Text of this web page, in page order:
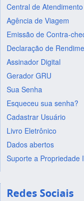
Central de Atendimento
Agência de Viagem
Emissão de Contra-
Declaração de
Assinador Digital
Gerador GRU
Sua Senha
Esqueceu sua senha?
Cadastrar Usuário
Livro Eletrônico
Dados abertos
Suporte a Propriedade
Redes Sociais